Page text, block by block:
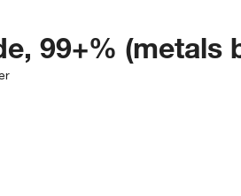
99+% (metals